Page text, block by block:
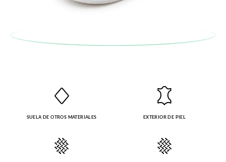
SUELA DE OTROS MATERIALES EXTERIOR DE PIEL